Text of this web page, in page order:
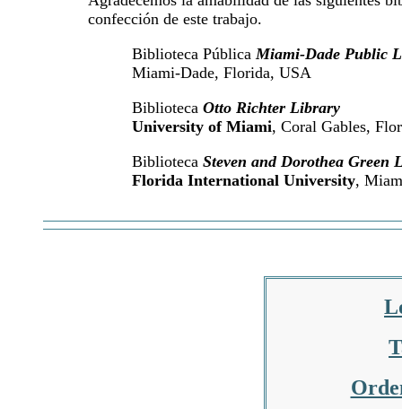
confección de este trabajo.
Biblioteca PúblicaMiami-Dade Public
Miami-Dade, Florida, USA
Biblioteca Otto Richter Library
University of Miami, Coral Gables,
Biblioteca Steven and Dorothea Green
Florida International University,